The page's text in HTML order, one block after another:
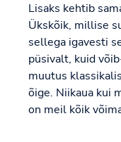
Lisaks kehtib
Ükskõik, millise
sellega igavesti
püsivalt, kuid
muutus
õige. Niikaua kui
on meil kõik